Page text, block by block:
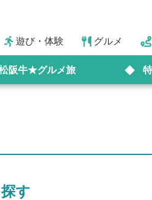
遊び・体験 グルメ
阪牛★グルメ旅
す